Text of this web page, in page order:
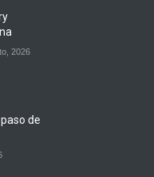
2026
de